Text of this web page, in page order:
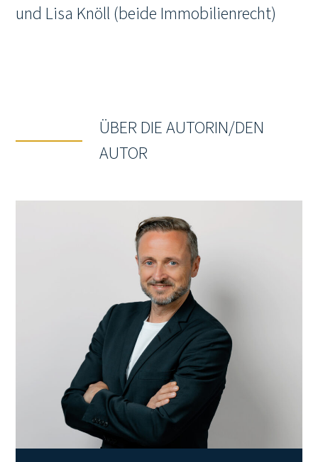
und Lisa Knöll (beide Immobilienrecht)
ÜBER DIE AUTORIN/DEN
AUTOR